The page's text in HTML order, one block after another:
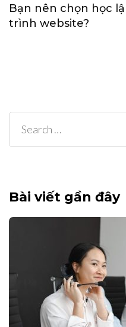
Bạn nên chọn học
trình website?
Search
for:
Bài viết gần đây